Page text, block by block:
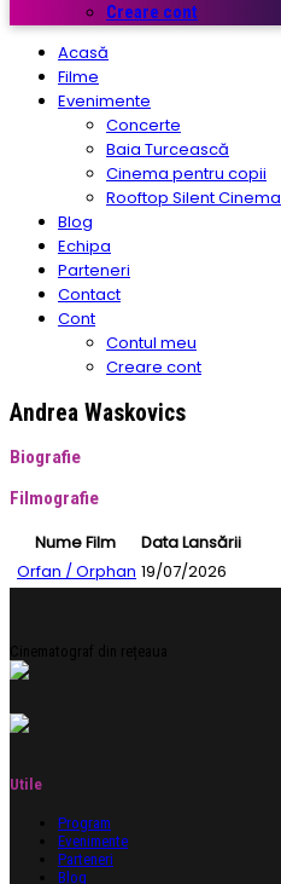
Creare cont
Acasă
Filme
Evenimente
Concerte
Baia Turcească
Cinema pentru copii
Rooftop Silent Cinema
Blog
Echipa
Parteneri
Contact
Cont
Contul meu
Creare cont
Andrea Waskovics
Biografie
Filmografie
Nume Film
Data Lansării
Orfan / Orphan 19/07/2026
Cinematograf din rețeaua
Utile
Program
Evenimente
Parteneri
Blog